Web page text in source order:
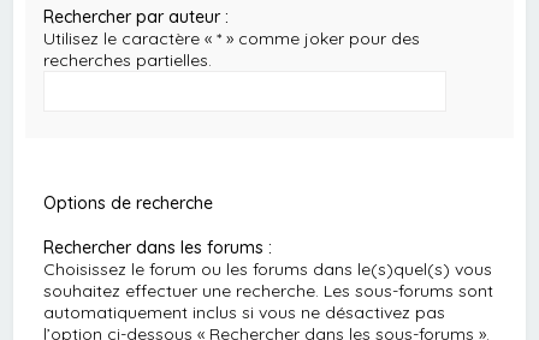
Rechercher par auteur :
Utilisez le caractère « * » comme joker pour des
recherches partielles.
Options de recherche
Rechercher dans les forums :
Choisissez le forum ou les forums dans le(s)quel(s) vous
souhaitez effectuer une recherche. Les sous-forums sont
automatiquement inclus si vous ne désactivez pas
l’option ci-dessous « Rechercher dans les sous-forums ».